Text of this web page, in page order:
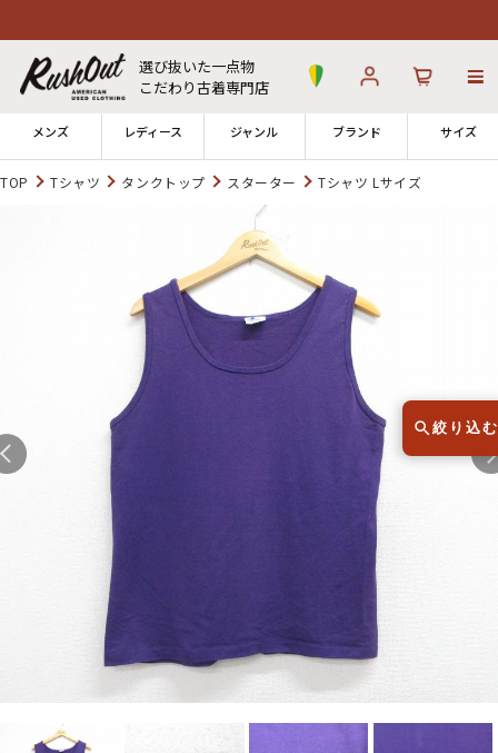
選び抜いた一点物
こだわり古着専門店
メンズ レディース ジャンル ブランド サイズ
お気に入り
全国7店舗・公式通販の比較
発送について 12時までのご注文で当日出荷！
※対応不可：日祝、長期休暇、セール
Search by Hotword 今週のHOTワード（7/29〜8/4）
Tシャツ USA製 スターウォーズ
ラルフローレン 大きいサイズ
Search by Brand ブランドから探す
TOP Tシャツ タンクトップ スターター Tシャツ Lサイズ
絞り込む